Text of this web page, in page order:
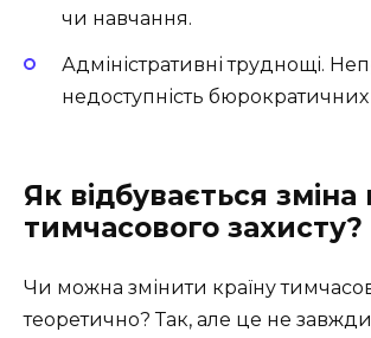
чи навчання.
Адміністративні труднощі.
недоступність бюрократичних
Як відбувається зміна
тимчасового захисту?
Чи можна змінити країну
теоретично? Так, але це не